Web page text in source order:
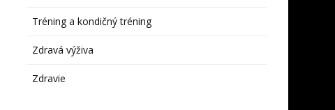
Tréning a kondičný tréning
Zdravá výživa
Zdravie